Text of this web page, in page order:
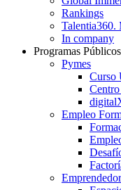
Rankings
Talentia360.
In company
Programas Públicos
Pymes
Curso
Empleo